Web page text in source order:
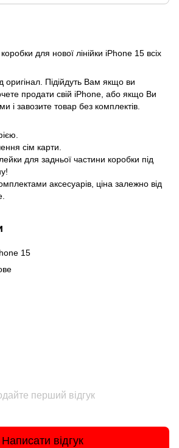
для нової лінійки iPhone 15 всіх
оригінал. Підійдуть Вам якщо ви
продати свій iPhone, або якщо Ви
і завозите товар без комплектів.
сім карти.
для задньої частини коробки під
аксесуарів, ціна залежно від
15
перший відгук
Написати відгук